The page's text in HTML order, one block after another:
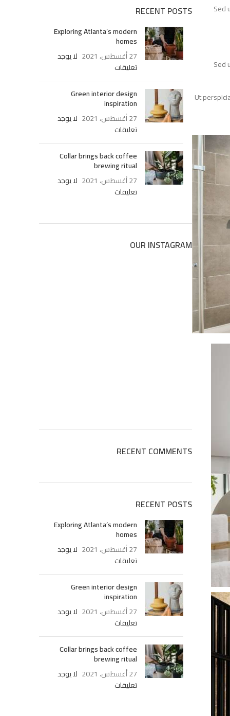
Ut
RECENT POSTS
Exploring Atlanta’s modern
homes
لا يوجد
تعليقات
Green interior design
inspiration
لا يوجد
تعليقات
Collar brings back coffee
brewing ritual
لا يوجد
تعليقات
OUR INSTAGRAM
RECENT COMMENTS
RECENT POSTS
Exploring Atlanta’s modern
homes
لا يوجد
تعليقات
Green interior design
inspiration
لا يوجد
تعليقات
Collar brings back coffee
brewing ritual
لا يوجد
تعليقات